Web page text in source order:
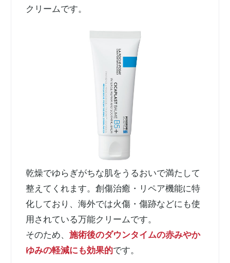
クリームです。
乾燥でゆらぎがちな肌をうるおいで満たして
整えてくれます。創傷治癒・リペア機能に特
化しており、海外では火傷・傷跡などにも使
用されている万能クリームです。
そのため、施術後のダウンタイムの赤みやか
ゆみの軽減にも効果的です。